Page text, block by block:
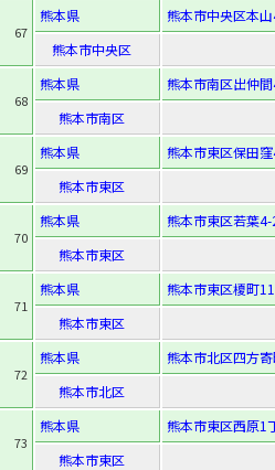
67
熊本県
熊本市中央区本
熊本市中央区
68
熊本県
熊本市南区出仲
熊本市南区
69
熊本県
熊本市東区保田
熊本市東区
70
熊本県
熊本市東区若葉
熊本市東区
71
熊本県
熊本市東区榎町
熊本市東区
72
熊本県
熊本市北区四方
熊本市北区
73
熊本県
熊本市東区西原1
熊本市東区